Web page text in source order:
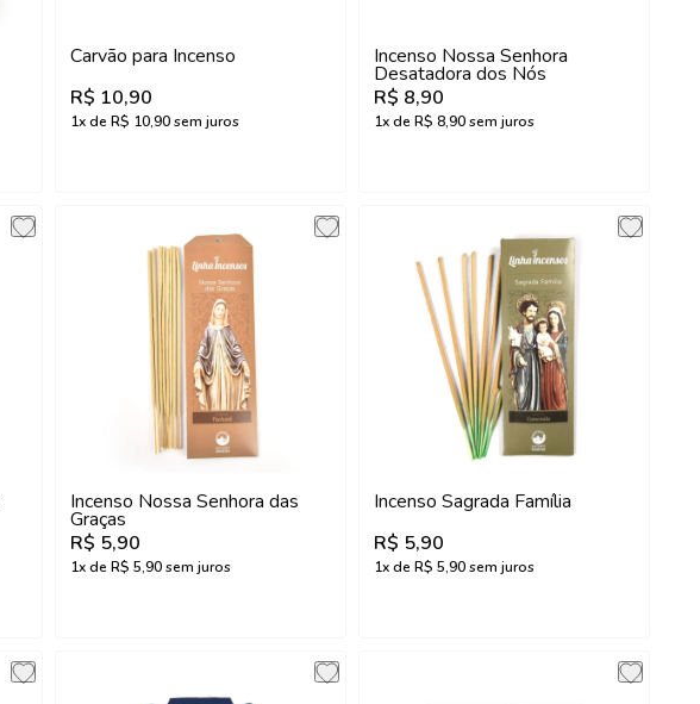
Carvão para Incenso
R$ 10,90
1x de R$ 10,90sem juros
Incenso Nossa Senhora
Desatadora dos Nós
R$ 8,90
1x de R$ 8,90sem juros
Incenso Nossa Senhora das
Graças
R$ 5,90
1x de R$ 5,90sem juros
Incenso Sagrada Família
R$ 5,90
1x de R$ 5,90sem juros